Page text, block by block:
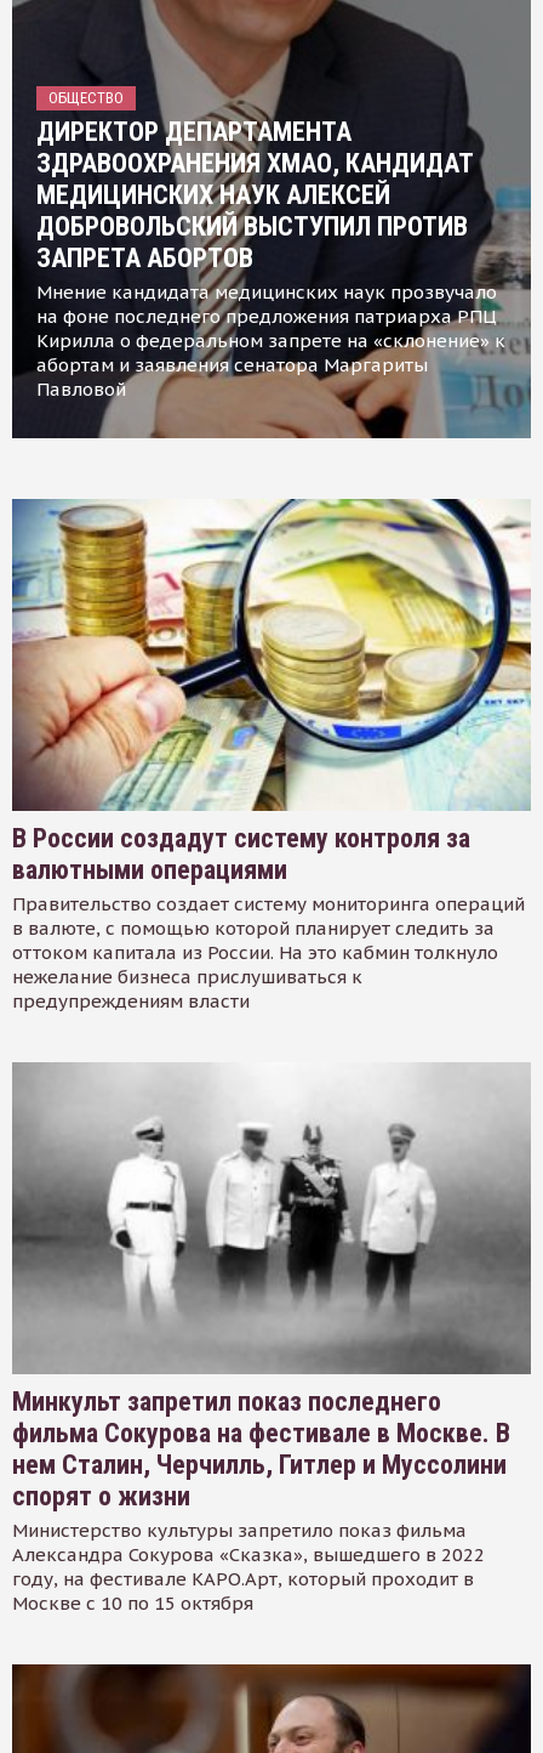
ОБЩЕСТВО
ДИРЕКТОР ДЕПАРТАМЕНТА
ЗДРАВООХРАНЕНИЯ ХМАО, КАНДИДАТ
МЕДИЦИНСКИХ НАУК АЛЕКСЕЙ
ДОБРОВОЛЬСКИЙ ВЫСТУПИЛ ПРОТИВ
ЗАПРЕТА АБОРТОВ
Мнение кандидата медицинских наук прозвучало
на фоне последнего предложения патриарха РПЦ
Кирилла о федеральном запрете на «склонение» к
абортам и заявления сенатора Маргариты
Павловой
В России создадут систему контроля за
валютными операциями
Правительство создает систему мониторинга операций
в валюте, с помощью которой планирует следить за
оттоком капитала из России. На это кабмин толкнуло
нежелание бизнеса прислушиваться к
предупреждениям власти
Минкульт запретил показ последнего
фильма Сокурова на фестивале в Москве. В
нем Сталин, Черчилль, Гитлер и Муссолини
спорят о жизни
Министерство культуры запретило показ фильма
Александра Сокурова «Сказка», вышедшего в 2022
году, на фестивале КАРО.Арт, который проходит в
Москве с 10 по 15 октября